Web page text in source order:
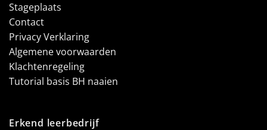
Stageplaats
Contact
Privacy Verklaring
Algemene voorwaarden
Klachtenregeling
Tutorial basis BH naaien
Erkend leerbedrijf